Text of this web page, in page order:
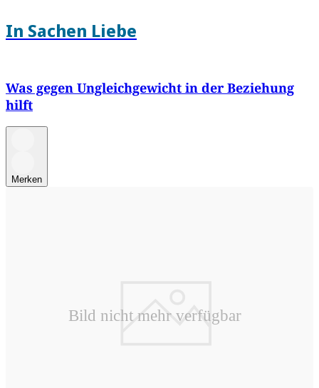
In Sachen Liebe
Was gegen Ungleichgewicht in der Beziehung
hilft
Merken